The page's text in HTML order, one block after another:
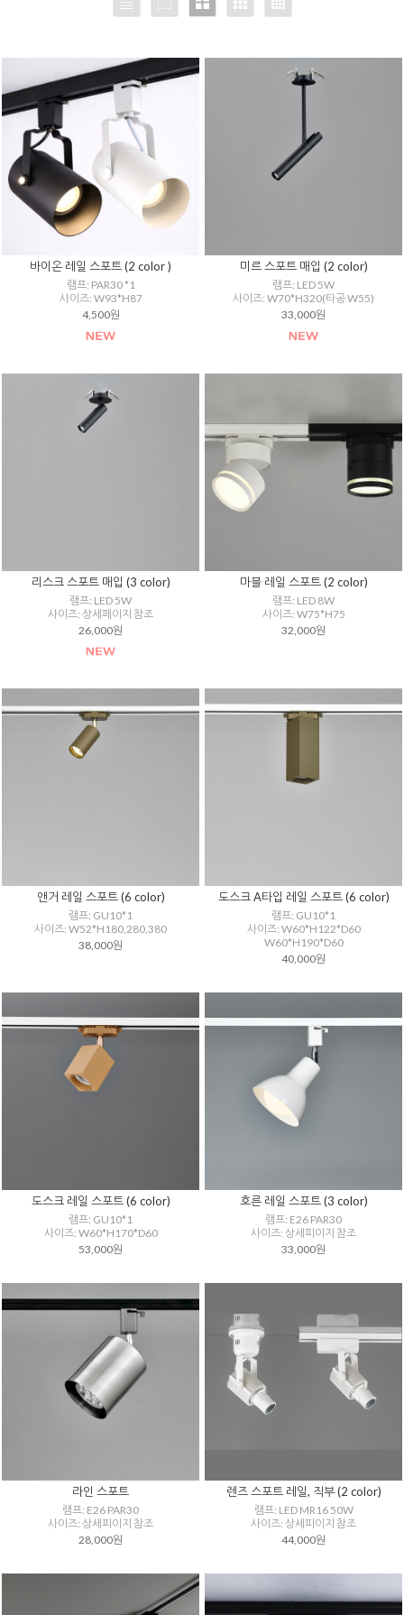
바이온 레일 스포트 (2 color )
램프: PAR30 *1
사이즈: W93*H87
4,500원
미르 스포트 매입 (2 color)
램프: LED 5W
사이즈: W70*H320(타공 W55)
33,000원
리스크 스포트 매입 (3 color)
램프: LED 5W
사이즈: 상세페이지 참조
26,000원
마블 레일 스포트 (2 color)
램프: LED 8W
사이즈: W75*H75
32,000원
앤거 레일 스포트 (6 color)
램프: GU10*1
사이즈: W52*H180,280,380
38,000원
도스크 A타입 레일 스포트 (6 color)
램프: GU10*1
사이즈: W60*H122*D60
W60*H190*D60
40,000원
도스크 레일 스포트 (6 color)
램프: GU10*1
사이즈: W60*H170*D60
53,000원
호른 레일 스포트 (3 color)
램프: E26 PAR30
사이즈: 상세피이지 참조
33,000원
라인 스포트
램프: E26 PAR30
사이즈: 상세피이지 참조
28,000원
렌즈 스포트 레일, 직부 (2 color)
램프: LED MR16 50W
사이즈: 상세피이지 참조
44,000원